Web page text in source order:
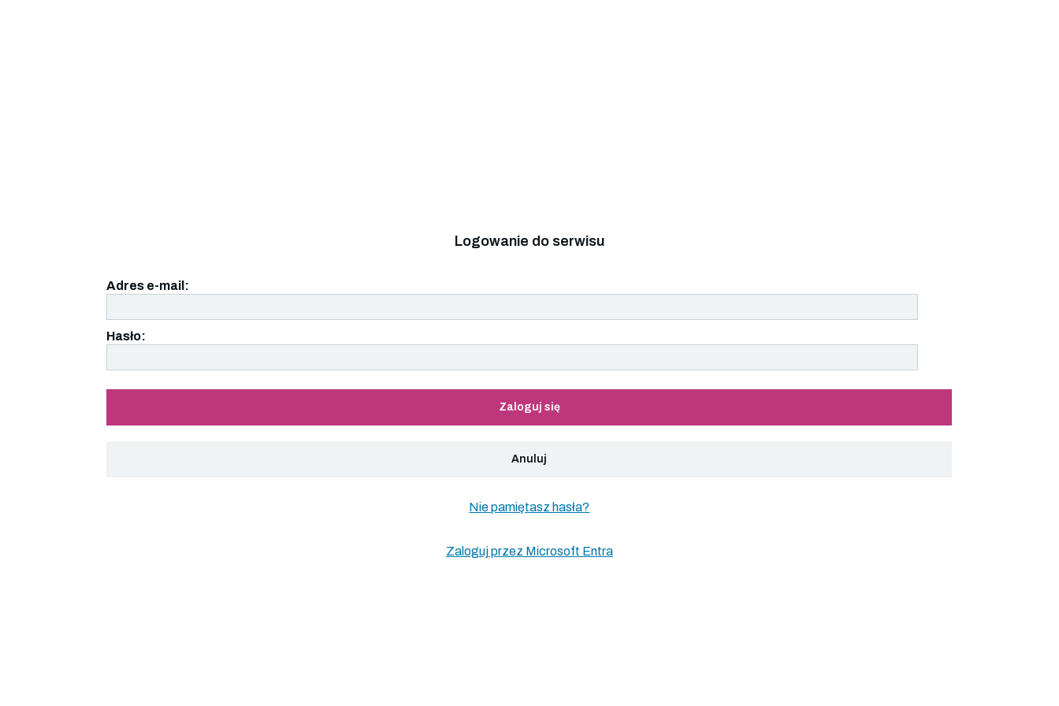
Logowanie do serwisu
Adres e-mail:
Hasło:
Zaloguj się
Anuluj
Nie pamiętasz hasła?
Zaloguj przez Microsoft Entra